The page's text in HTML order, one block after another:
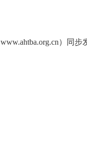
www.ahtba.org.cn） 同步